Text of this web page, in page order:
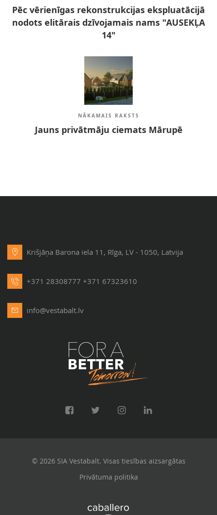
Pēc vērienīgas rekonstrukcijas ekspluatācijā
nodots elitārais dzīvojamais nams "AUSEKĻA
14"
NĀKAMAIS RAKSTS
Jauns privātmāju ciemats Mārupē
Krišjāņa Barona iela 11, Rīga, LV - 1050, Latvija
+371 28308777 +371 67323610
info@vestabalt.lv
© 2026 SIA Vestabalt. Visas tiesības aizsargātas
Privātuma politika